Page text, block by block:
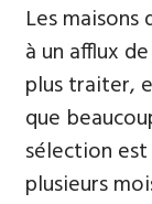
Les
à un afflux
plus traiter,
que
sélection
plusieurs